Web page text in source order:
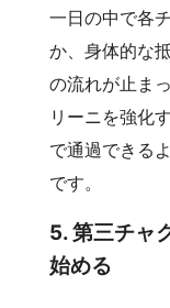
一日の中で各
か、身体的な
の流れが止ま
リーニを強化
で通過できる
です。
5. 第三チャ
始める